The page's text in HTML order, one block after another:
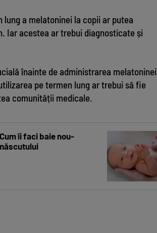
a melatoninei la copii ar putea
Iar acestea ar trebui diagnosticate și
înainte de administrarea melatoninei
pe termen lung ar trebui să fie
comunității medicale.
Cum îi faci baie nou-
născutului